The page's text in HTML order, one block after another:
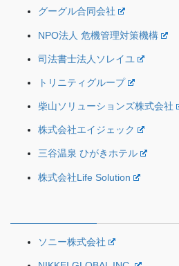
グーグル合同会社
NPO法人 危機管理対策機構
司法書士法人ソレイユ
トリニティグループ
柴山ソリューションズ株式会社
株式会社エイジェック
三谷温泉 ひがきホテル
株式会社Life Solution
ソニー株式会社